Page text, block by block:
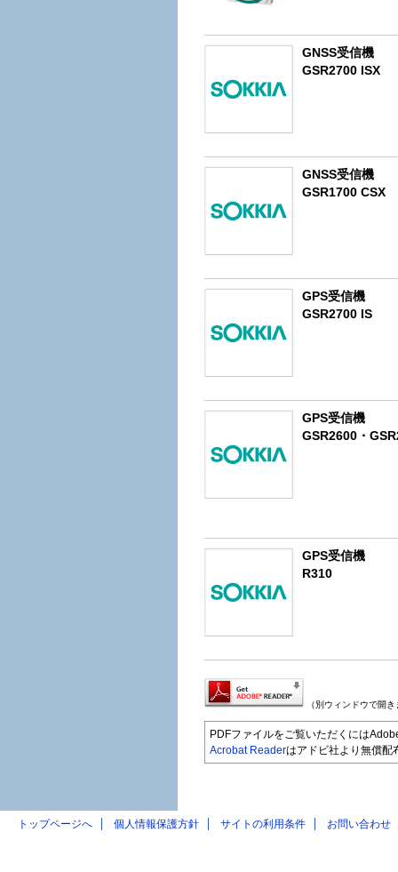
GNSS受信機
GSR2700 ISX
GNSS受信機
GSR1700 CSX
GPS受信機
GSR2700 IS
GPS受信機
GSR2600・
GPS受信機
R310
（別ウィンドウで開
PDFファイルをご覧いただくには
Acrobat Readerはアドビ社より無償配
トップページへ 個人情報保護方針 サイトの利用条件 お問い合わせ